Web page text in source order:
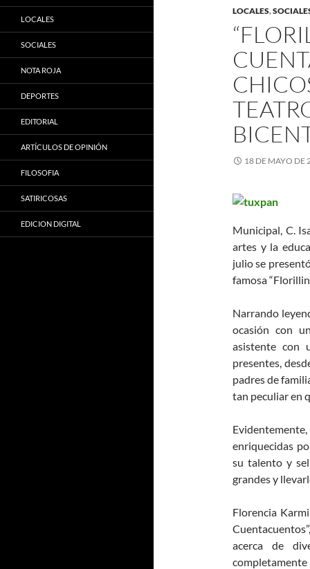
LOCALES,
18 DE MAYO DE
Municipal, C.
artes y la
julio se
famosa
Narrando
ocasión con
asistente con
presentes,
padres de
tan peculiar en
enriquecidas
su talento y
grandes y
Florencia
acerca de
LOCALES
SOCIALES
NOTA ROJA
DEPORTES
EDITORIAL
ARTÍCULOS DE OPINIÓN
FILOSOFIA
SATIRICOSAS
EDICION DIGITAL